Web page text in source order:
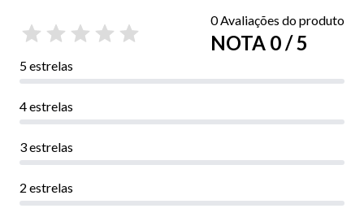
0 Avaliações do produto
NOTA 0 / 5
5 estrelas
4 estrelas
3 estrelas
2 estrelas